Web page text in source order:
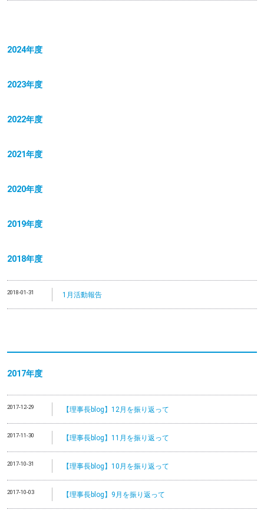
2024年度
2023年度
2022年度
2021年度
2020年度
2019年度
2018年度
2018-01-31 1月活動報告
2017年度
2017-12-29 【理事長blog】12月を振り返って
2017-11-30 【理事長blog】11月を振り返って
2017-10-31 【理事長blog】10月を振り返って
2017-10-03 【理事長blog】9月を振り返って